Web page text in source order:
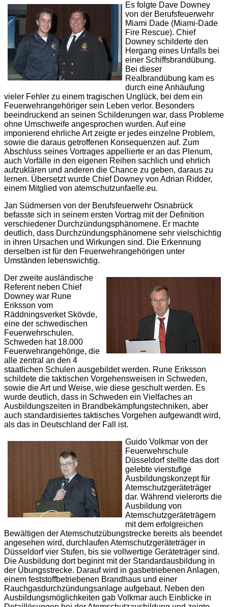
Es folgte Dave Downey
von der Berufsfeuerwehr
Miami Dade (Miami-Dade
Fire Rescue). Chief
Downey schilderte den
Hergang eines Unfalls bei
einer Schiffsbrandübung.
Bei dieser
Realbrandübung kam es
durch eine Anhäufung
vieler Fehler zu einem tragischen Unglück, bei dem ein
Feuerwehrangehöriger sein Leben verlor. Besonders
beeindruckend an seinen Schilderungen war, dass Probleme
ohne Umschweife angesprochen wurden. Auf eine
imponierend ehrliche Art zeigte er jedes einzelne Problem,
sowie die daraus getroffenen Konsequenzen auf. Zum
Abschluss seines Vortrages appellierte er an das Plenum,
auch Vorfälle in den eigenen Reihen sachlich und ehrlich
aufzuklären und anderen die Chance zu geben, daraus zu
lernen. Übersetzt wurde Chief Downey von Adrian Ridder,
einem Mitglied von atemschutzunfaelle.eu.
Jan Südmersen von der Berufsfeuerwehr Osnabrück
befasste sich in seinem ersten Vortrag mit der Definition
verschiedener Durchzündungsphänomene. Er machte
deutlich, dass Durchzündungsphänomene sehr vielschichtig
in ihren Ursachen und Wirkungen sind. Die Erkennung
derselben ist für den Feuerwehrangehörigen unter
Umständen lebenswichtig.
Der zweite ausländische
Referent neben Chief
Downey war Rune
Eriksson vom
Räddningsverket Skövde,
eine der schwedischen
Feuerwehrschulen.
Schweden hat 18.000
Feuerwehrangehörige, die
alle zentral an den 4
staatlichen Schulen ausgebildet werden. Rune Eriksson
schildete die taktischen Vorgehensweisen in Schweden,
sowie die Art und Weise, wie diese geschult werden. Es
wurde deutlich, dass in Schweden ein Vielfaches an
Ausbildungszeiten in Brandbekämpfungstechniken, aber
auch standardisiertes taktisches Vorgehen aufgewandt wird,
als das in Deutschland der Fall ist.
Guido Volkmar von der
Feuerwehrschule
Düsseldorf stellte das dort
gelebte vierstufige
Ausbildungskonzept für
Atemschutzgeräteträger
dar. Während vielerorts die
Ausbildung von
Atemschutzgeräteträgern
mit dem erfolgreichen
Bewältigen der Atemschutzübungstrecke bereits als beendet
angesehen wird, durchlaufen Atemschutzgeräteträger in
Düsseldorf vier Stufen, bis sie vollwertige Geräteträger sind.
Die Ausbildung dort beginnt mit der Standardausbildung in
der Übungsstrecke. Darauf wird in gasbetriebenen Anlagen,
einem feststoffbetriebenen Brandhaus und einer
Rauchgasdurchzündungsanlage aufgebaut. Neben den
Ausbildungsmöglichkeiten gab Volkmar auch Einblicke in